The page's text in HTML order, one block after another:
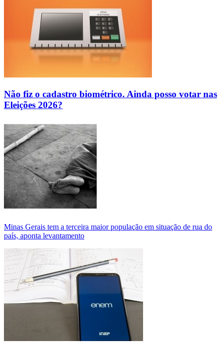
Não fiz o cadastro biométrico. Ainda posso votar nas
Eleições 2026?
Minas Gerais tem a terceira maior população em situação de rua do
país, aponta levantamento